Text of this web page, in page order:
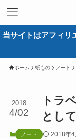
当サイトはアフィリ
ホーム 紙もの ノート
トラ
とし
2018
4/02
ノート 2018年4